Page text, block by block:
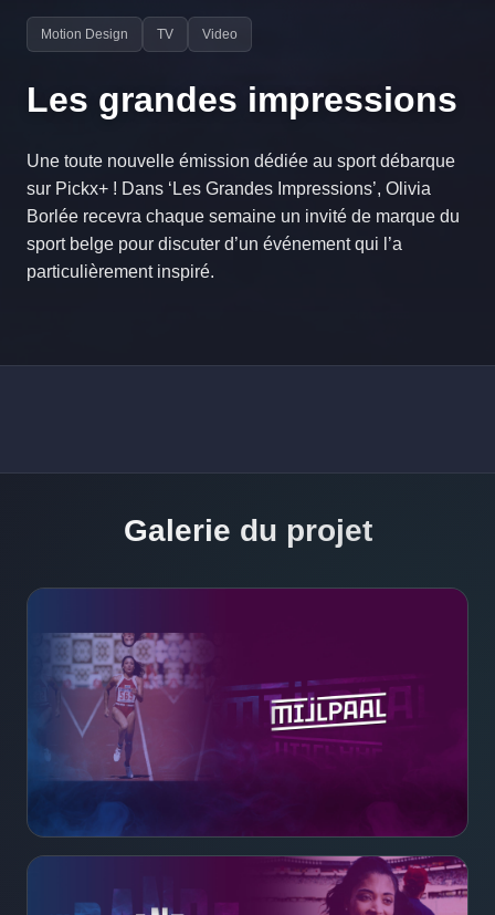
Motion Design TV Video
Les grandes impressions
Une toute nouvelle émission dédiée au sport débarque
sur Pickx+ ! Dans ‘Les Grandes Impressions’, Olivia
Borlée recevra chaque semaine un invité de marque du
sport belge pour discuter d’un événement qui l’a
particulièrement inspiré.
Galerie du projet